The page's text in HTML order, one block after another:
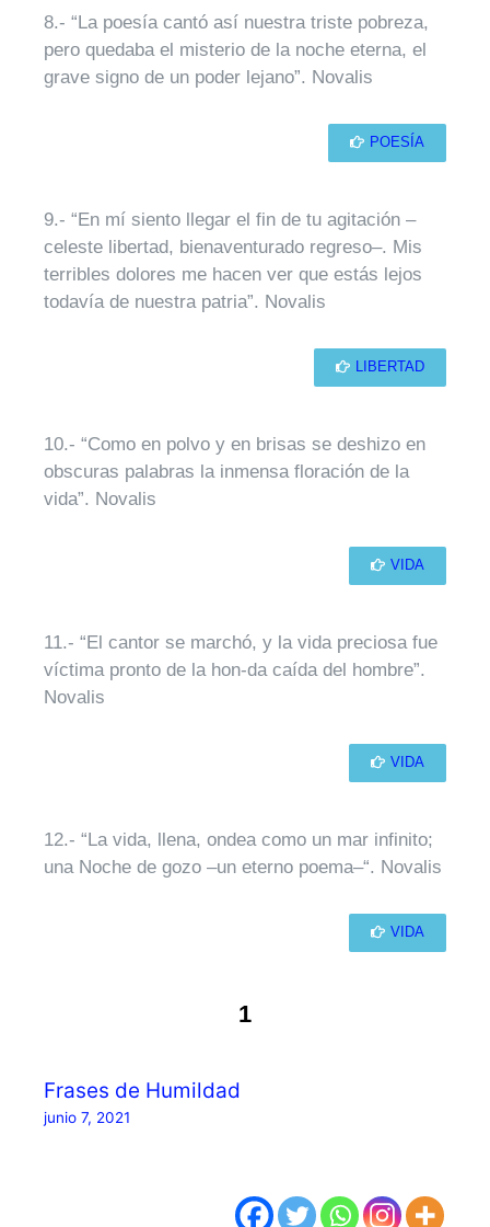
8.- “La poesía cantó así nuestra triste pobreza,
pero quedaba el misterio de la noche eterna, el
grave signo de un poder lejano”. Novalis
POESÍA
9.- “En mí siento llegar el fin de tu agitación –
celeste libertad, bienaventurado regreso–. Mis
terribles dolores me hacen ver que estás lejos
todavía de nuestra patria”. Novalis
LIBERTAD
10.- “Como en polvo y en brisas se deshizo en
obscuras palabras la inmensa floración de la
vida”. Novalis
VIDA
11.- “El cantor se marchó, y la vida preciosa fue
víctima pronto de la hon-da caída del hombre”.
Novalis
VIDA
12.- “La vida, llena, ondea como un mar infinito;
una Noche de gozo –un eterno poema–“. Novalis
VIDA
1
Frases de Humildad
junio 7, 2021